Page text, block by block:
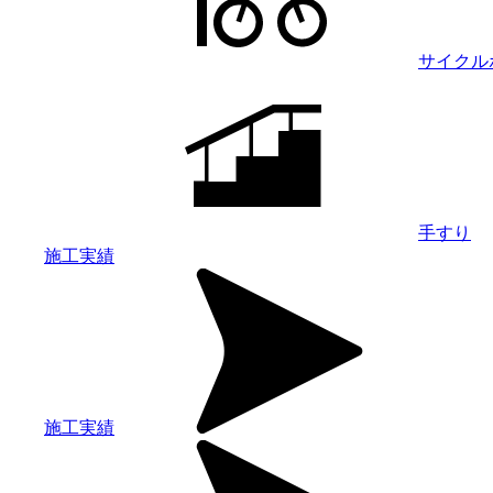
サイクル
手すり
施工実績
施工実績